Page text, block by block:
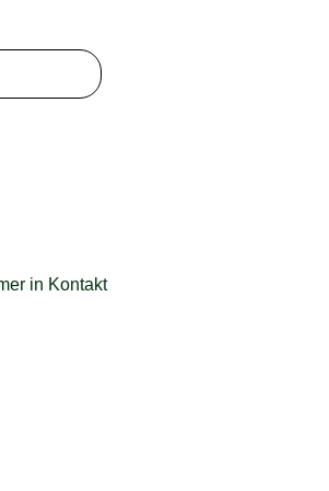
in Kontakt